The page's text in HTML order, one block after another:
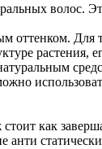
оттенком.
как